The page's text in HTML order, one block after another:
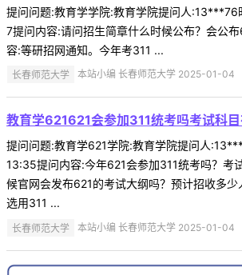
提问问题:教育学学院:教育学院提问人
7提问内容:请问招生简章什么时候公布？会公
容:等研招网通知。今年考311 ...
长春师范大学 本站小编 长春师范大学 2025-01-04
教育学621621会参加311统考吗考试科
提问问题:教育学621学院:教育学院提问人
13:35提问内容:今年621会参加311统考吗？考
候官网会发布621的考试大纲吗？预计招收多少
选用311 ...
长春师范大学 本站小编 长春师范大学 2025-01-04